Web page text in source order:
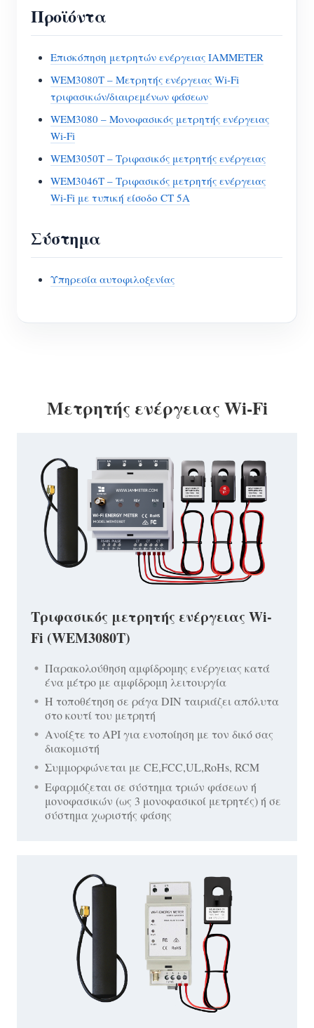
Προϊόντα
Επισκόπηση μετρητών ενέργειας IAMMETER
WEM3080T – Μετρητής ενέργειας Wi-Fi
τριφασικών/διαιρεμένων φάσεων
WEM3080 – Μονοφασικός μετρητής ενέργειας
Wi-Fi
WEM3050T – Τριφασικός μετρητής ενέργειας
WEM3046T – Τριφασικός μετρητής ενέργειας
Wi-Fi με τυπική είσοδο CT 5A
Σύστημα
Υπηρεσία αυτοφιλοξενίας
Μετρητής ενέργειας Wi-Fi
Τριφασικός μετρητής ενέργειας Wi-
Fi (WEM3080T)
Παρακολούθηση αμφίδρομης ενέργειας κατά
ένα μέτρο με αμφίδρομη λειτουργία
Η τοποθέτηση σε ράγα DIN ταιριάζει απόλυτα
στο κουτί του μετρητή
Ανοίξτε το API για ενοποίηση με τον δικό σας
διακομιστή
Συμμορφώνεται με CE,FCC,UL,RoHs, RCM
Εφαρμόζεται σε σύστημα τριών φάσεων ή
μονοφασικών (ως 3 μονοφασικοί μετρητές) ή σε
σύστημα χωριστής φάσης